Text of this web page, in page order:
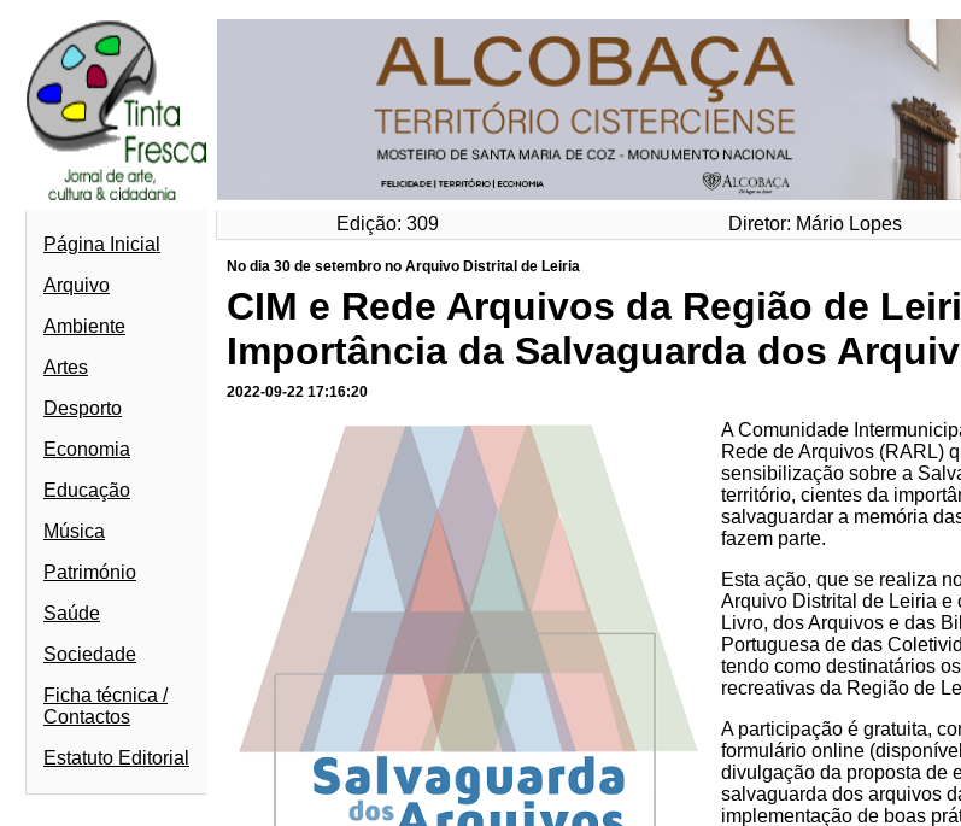
Edição: 309 Diretor: Mário Lopes
Página Inicial
Arquivo
Ambiente
Artes
Desporto
Economia
Educação
Música
Património
Saúde
Sociedade
Ficha técnica /
Contactos
Estatuto Editorial
No dia 30 de setembro no Arquivo Distrital de Leiria
CIM e Rede Arquivos da Região de
Importância da Salvaguarda dos
2022-09-22 17:16:20
A Comunidade
Rede de Arquivos (RARL)
sensibilização sobre a
território, cientes da
salvaguardar a memória
fazem parte.
Esta ação, que se realiza
Arquivo Distrital de Leiria e
Livro, dos Arquivos e das
Portuguesa de das
tendo como destinatários
recreativas da Região de
A participação é gratuita,
formulário online
divulgação da proposta de
salvaguarda dos arquivos
implementação de boas